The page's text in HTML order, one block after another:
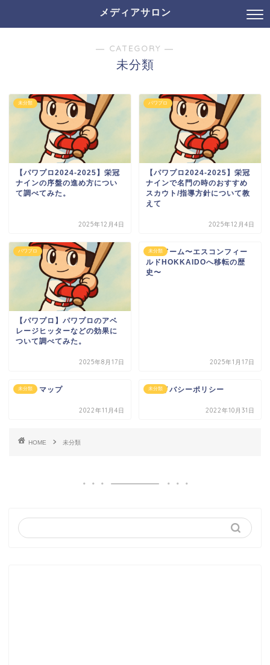
メディアサロン
― CATEGORY ―
未分類
未分類
【パワプロ2024-2025】栄冠
ナインの序盤の進め方につい
て調べてみた。
2025年12月4日
パワプロ
【パワプロ2024-2025】栄冠
ナインで名門の時のおすすめ
スカウト/指導方針について教
えて
2025年12月4日
パワプロ
【パワプロ】パワプロのアベ
レージヒッターなどの効果に
ついて調べてみた。
2025年8月17日
未分類
札幌ドーム〜エスコンフィー
ルドHOKKAIDOへ移転の歴
史〜
2025年1月17日
未分類
サイトマップ
2022年11月4日
未分類
プライバシーポリシー
2022年10月31日
HOME 未分類